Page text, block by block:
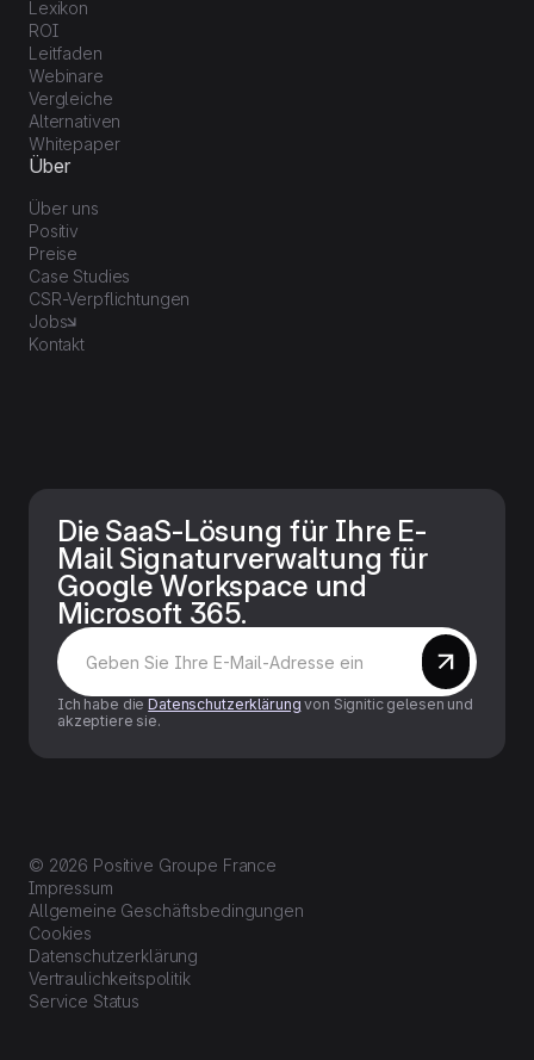
Lexikon
ROI
Leitfaden
Webinare
Vergleiche
Alternativen
Whitepaper
Über
Über uns
Positiv
Preise
Case Studies
CSR-Verpflichtungen
Jobs
Kontakt
Die SaaS-Lösung für Ihre E-
Mail Signaturverwaltung für
Google Workspace und
Microsoft 365.
Ich habe dieDatenschutzerklärung von Signitic gelesen und
akzeptiere sie.
© 2026 Positive Groupe France
Impressum
Allgemeine Geschäftsbedingungen
Cookies
Datenschutzerklärung
Vertraulichkeitspolitik
Service Status